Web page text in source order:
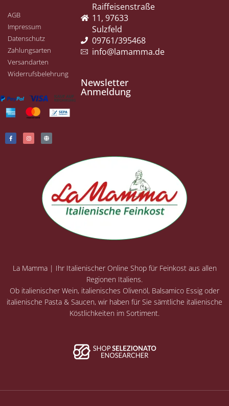
La Mamma | Ihr Italienischer Online Shop für Feinkost aus allen
Regionen Italiens.
Ob italienischer Wein, italienisches Olivenöl, Balsamico Essig oder
italienische Pasta & Saucen, wir haben für Sie sämtliche italienische
Köstlichkeiten im Sortiment.
Raiffeisenstraße
11, 97633
Sulzfeld
09761/395468
info@lamamma.de
Newsletter
Anmeldung
AGB
Impressum
Datenschutz
Zahlungsarten
Versandarten
Widerrufsbelehrung